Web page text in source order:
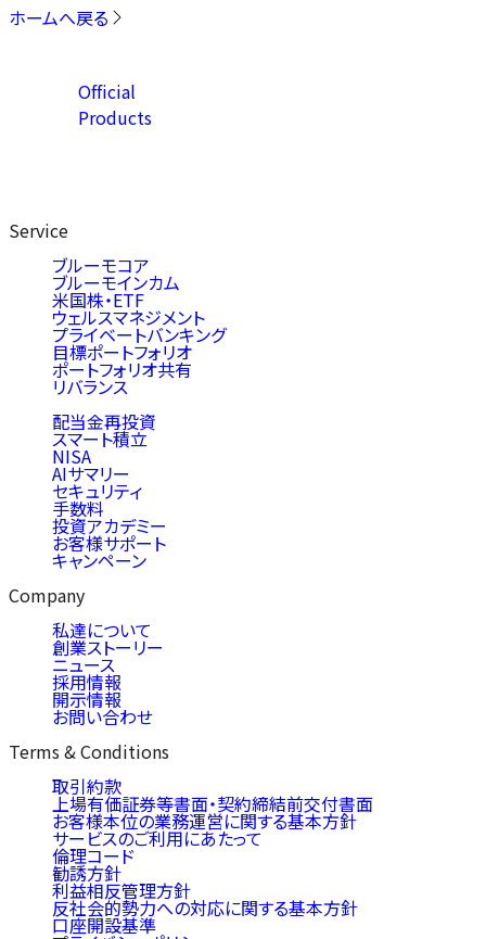
ホームへ戻る
Official
Products
Service
ブルーモコア
ブルーモインカム
米国株・ETF
ウェルスマネジメント
プライベートバンキング
目標ポートフォリオ
ポートフォリオ共有
リバランス
配当金再投資
スマート積立
NISA
AIサマリー
セキュリティ
手数料
投資アカデミー
お客様サポート
キャンペーン
Company
私達について
創業ストーリー
ニュース
採用情報
開示情報
お問い合わせ
Terms & Conditions
取引約款
上場有価証券等書面・契約締結前交付書面
お客様本位の業務運営に関する基本方針
サービスのご利用にあたって
倫理コード
勧誘方針
利益相反管理方針
反社会的勢力への対応に関する基本方針
口座開設基準